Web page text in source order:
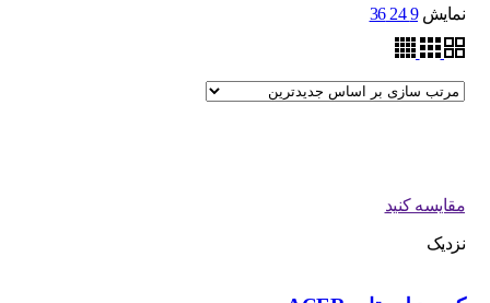
نمایش 9
24
36
مقایسه کنید
نزدیک